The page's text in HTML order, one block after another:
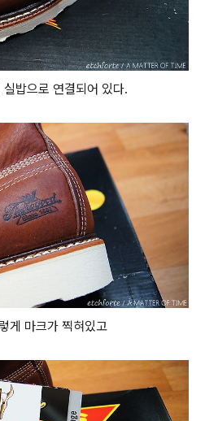
밥으로 연결되어 있다.
게 마크가 찍혀있고